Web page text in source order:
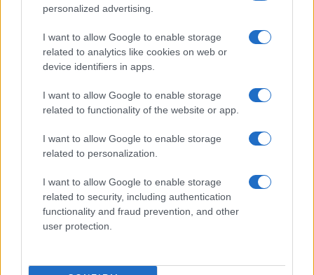
personalized advertising.
I want to allow Google to enable storage
related to analytics like cookies on web or
device identifiers in apps.
I want to allow Google to enable storage
related to functionality of the website or app.
I want to allow Google to enable storage
related to personalization.
I want to allow Google to enable storage
related to security, including authentication
functionality and fraud prevention, and other
user protection.
CHI SIAMO CONTATTI PUBBLICITÀ LAVORA CON NOI
OTTO CHANNEL
Iscritto al Registro degli Operatori di Comunicazione n. 37512